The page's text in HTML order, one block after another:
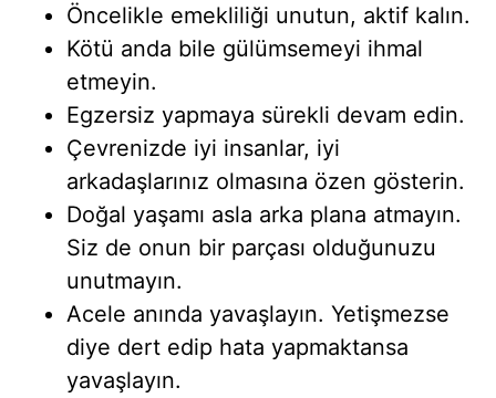
Öncelikle emekliliği unutun, aktif kalın.
Kötü anda bile gülümsemeyi ihmal
etmeyin.
Egzersiz yapmaya sürekli devam edin.
Çevrenizde iyi insanlar, iyi
arkadaşlarınız olmasına özen gösterin.
Doğal yaşamı asla arka plana atmayın.
Siz de onun bir parçası olduğunuzu
unutmayın.
Acele anında yavaşlayın. Yetişmezse
diye dert edip hata yapmaktansa
yavaşlayın.